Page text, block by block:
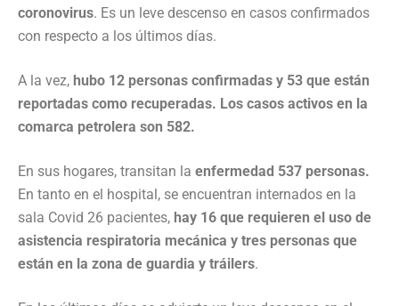
coronovirus. Es un leve descenso en casos confirmados
con respecto a los últimos días.
A la vez, hubo 12 personas confirmadas y 53 que están
reportadas como recuperadas. Los casos activos en la
comarca petrolera son 582.
En sus hogares, transitan la enfermedad 537 personas.
En tanto en el hospital, se encuentran internados en la
sala Covid 26 pacientes, hay 16 que requieren el uso de
asistencia respiratoria mecánica y tres personas que
están en la zona de guardia y tráilers.